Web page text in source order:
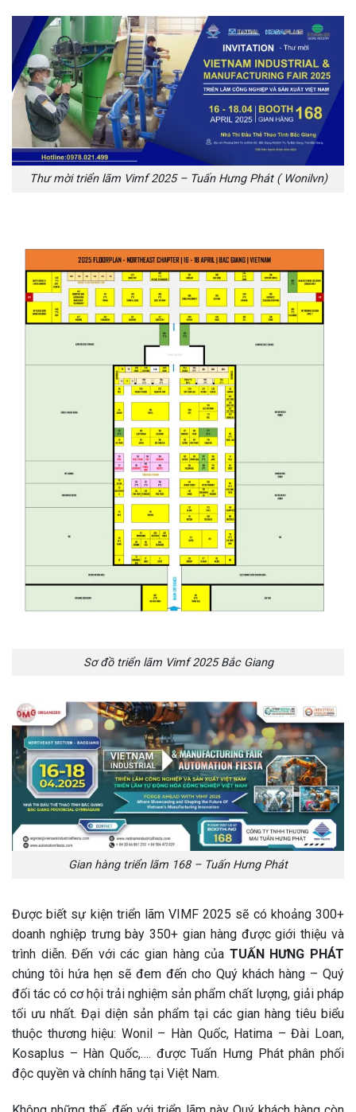
Thư mời triển lãm Vimf 2025 – Tuấn Hưng Phát ( Wonilvn)
Sơ đồ triển lãm Vimf 2025 Bắc Giang
Gian hàng triển lãm 168 – Tuấn Hưng Phát
Được biết sự kiện triển lãm VIMF 2025 sẽ có khoảng 300+
doanh nghiệp trưng bày 350+ gian hàng được giới thiệu và
trình diễn. Đến với các gian hàng của TUẤN HƯNG PHÁT
chúng tôi hứa hẹn sẽ đem đến cho Quý khách hàng – Quý
đối tác có cơ hội trải nghiệm sản phẩm chất lượng, giải pháp
tối ưu nhất. Đại diện sản phẩm tại các gian hàng tiêu biểu
thuộc thương hiệu: Wonil – Hàn Quốc, Hatima – Đài Loan,
Kosaplus – Hàn Quốc,…. được Tuấn Hưng Phát phân phối
độc quyền và chính hãng tại Việt Nam.